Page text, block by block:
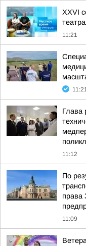
XXVI
11:21
Глава
11:12
По
права
11:09